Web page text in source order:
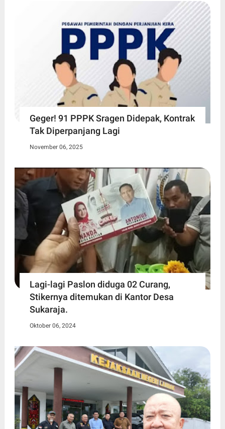
Geger! 91 PPPK Sragen Didepak, Kontrak
Tak Diperpanjang Lagi
November 06, 2025
Lagi-lagi Paslon diduga 02 Curang,
Stikernya ditemukan di Kantor Desa
Sukaraja.
Oktober 06, 2024